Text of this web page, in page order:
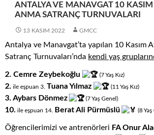
ANTALYA VE MANAVGAT 10 KASIM
ANMA SATRANÇ TURNUVALARI
13 KASIM 2022 GMCC
Antalya ve Manavgat’ta yapılan 10 Kasım
Satranç Turnuvaları’nda kendi yaş
2. Cemre Zeybekoğlu (7Yaş Kız)
2. ile eşpuan 3. Tuana Yılmaz (11 Yaş Kız)
3. Aybars Dönmez (7Yaş Genel)
10. ile eşpuan 14. Berat Ali Pürmüslü (8Yaş
Öğrencilerimizi ve antrenörleri FA Onur